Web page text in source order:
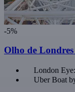
-5%
Olho de
London
Uber Boat